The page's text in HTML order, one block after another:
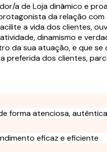
a de Loja dinâmico e
da relação
a vida dos clientes,
dinamismo e
da sua atuação, e que
preferida dos clientes,
forma atenciosa,
eficaz e eficiente